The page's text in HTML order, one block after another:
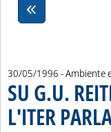
30/05/1996 - Ambiente
SU G.U.
L'ITER